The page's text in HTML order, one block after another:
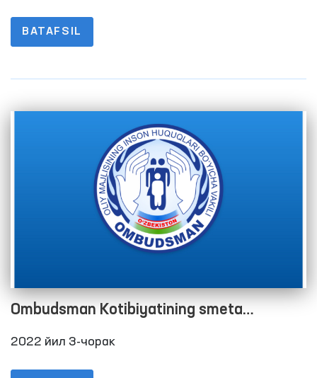
BATAFSIL
Ombudsman Kotibiyatining smeta
xarajatlarini bajarilishi to‘g‘risida Hisobot
2022 йил 3-чорак